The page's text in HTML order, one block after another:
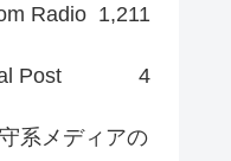
Radio 1,211
Post 4
系メディアの